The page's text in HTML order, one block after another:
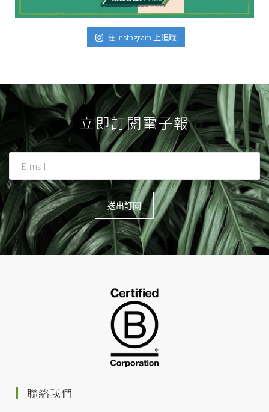
在 Instagram 上追蹤
立即訂閱電子報
聯絡我們